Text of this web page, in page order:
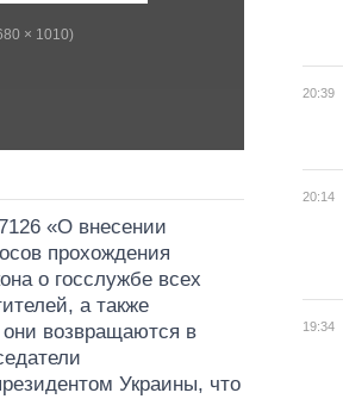
× 1010)
«О внесении
прохождения
о госслужбе всех
а также
возвращаются в
Украины, что
20:39
20:14
19:34